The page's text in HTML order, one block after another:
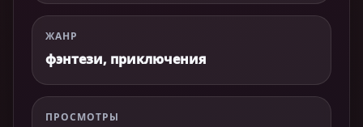
ЖАНР
фэнтези, приключения
ПРОСМОТРЫ